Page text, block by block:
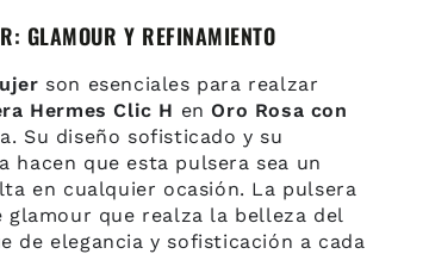
GLAMOUR Y REFINAMIENTO
son esenciales para realzar
Hermes Clic H enOro Rosa con
Su diseño sofisticado y su
hacen que esta pulsera sea un
en cualquier ocasión. La pulsera
que realza la belleza del
de elegancia y sofisticación a cada